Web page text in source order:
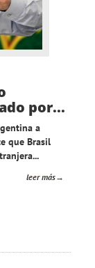
por...
a
que Brasil
leer más